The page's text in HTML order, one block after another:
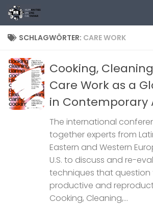
Zum Inhalt springen
SCHLAGWÖRTER: CARE WORK
Cooking,
Care Work as a
in Contemporary
The international
together experts from
Eastern and Western
U.S. to discuss and re-
techniques that question
productive and
Cooking, Cleaning,...